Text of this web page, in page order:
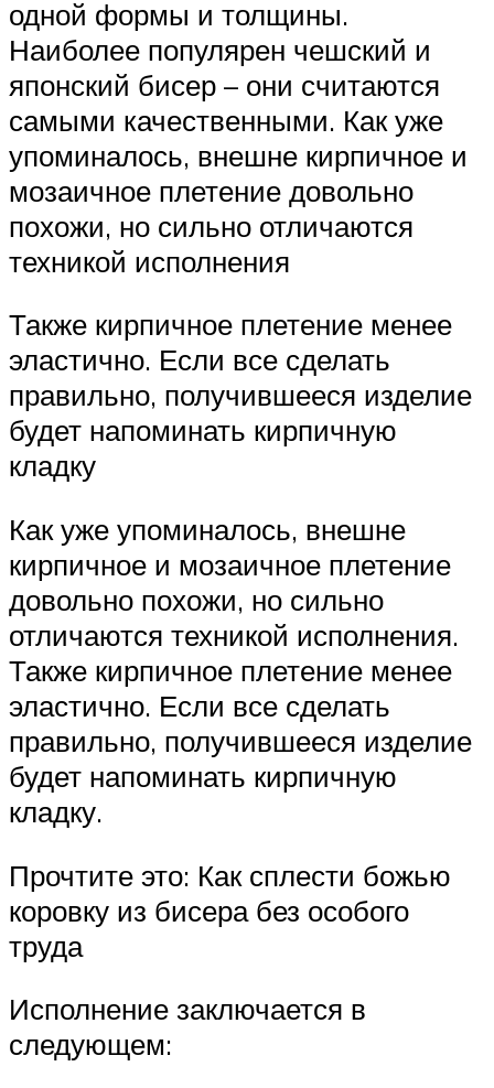
одной формы и толщины.
Наиболее популярен чешский и
японский бисер – они считаются
самыми качественными. Как уже
упоминалось, внешне кирпичное и
мозаичное плетение довольно
похожи, но сильно отличаются
техникой исполнения
Также кирпичное плетение менее
эластично. Если все сделать
правильно, получившееся изделие
будет напоминать кирпичную
кладку
Как уже упоминалось, внешне
кирпичное и мозаичное плетение
довольно похожи, но сильно
отличаются техникой исполнения.
Также кирпичное плетение менее
эластично. Если все сделать
правильно, получившееся изделие
будет напоминать кирпичную
кладку.
Прочтите это: Как сплести божью
коровку из бисера без особого
труда
Исполнение заключается в
следующем: